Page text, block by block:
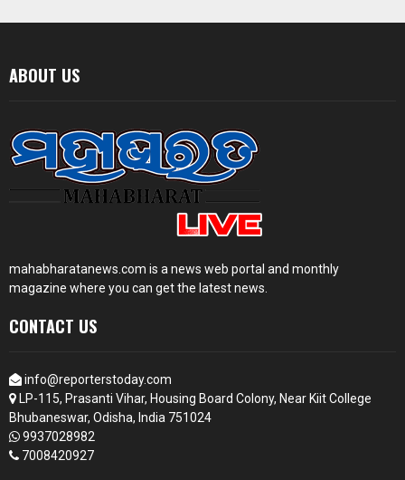
ABOUT US
mahabharatanews.com is a news web portal and monthly
magazine where you can get the latest news.
CONTACT US
info@reporterstoday.com
LP-115, Prasanti Vihar, Housing Board Colony, Near Kiit College
Bhubaneswar, Odisha, India 751024
9937028982
7008420927